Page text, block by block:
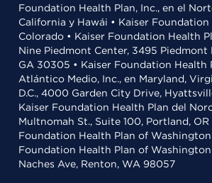
Foundation Health Plan, Inc., en el
California y Hawái • Kaiser
Colorado • Kaiser Foundation Health
Nine Piedmont Center, 3495 Piedmont
GA 30305 • Kaiser Foundation Health
Atlántico Medio, Inc., en Maryland,
D.C., 4000 Garden City Drive,
Kaiser Foundation Health Plan del
Multnomah St., Suite 100, Portland, OR
Foundation Health Plan of
Foundation Health Plan of Washington
Naches Ave, Renton, WA 98057